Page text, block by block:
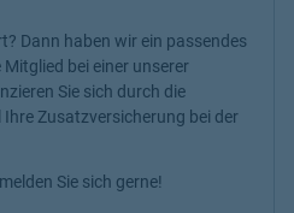
Dann haben wir ein passendes
Mitglied bei einer unserer
Sie sich durch die
Zusatzversicherung bei der
Sie sich gerne!